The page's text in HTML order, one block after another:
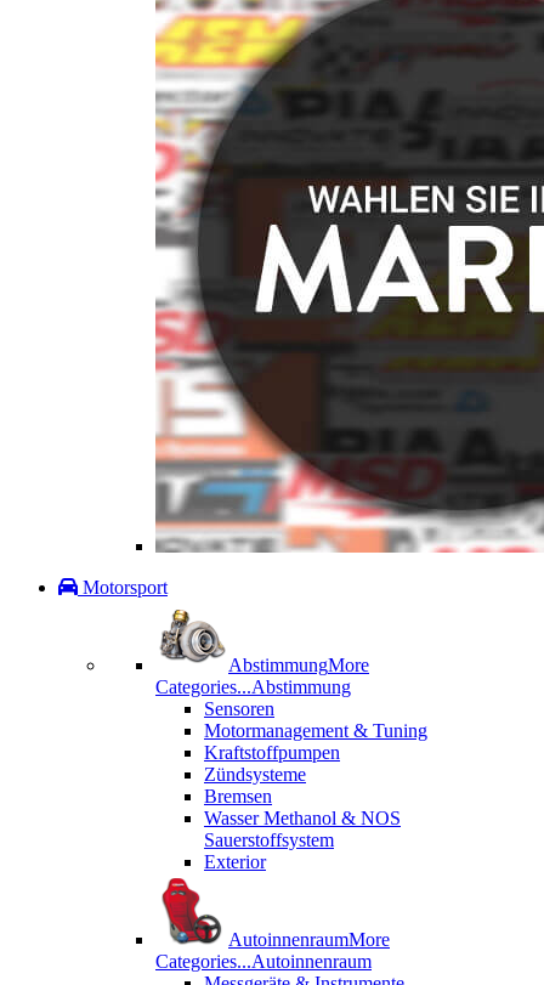
Motorsport
AbstimmungMore
Categories...Abstimmung
Sensoren
Motormanagement & Tuning
Kraftstoffpumpen
Zündsysteme
Bremsen
Wasser Methanol & NOS
Sauerstoffsystem
Exterior
AutoinnenraumMore
Categories...Autoinnenraum